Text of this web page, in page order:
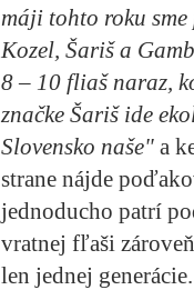
máji tohto roku
Kozel, Šariš a
8 – 10 fliaš naraz,
značke Šariš ide
Slovensko naše" a
strane nájde
jednoducho patrí
vratnej fľaši
len jednej generácie.